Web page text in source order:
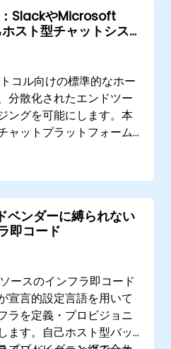
SlackやMicrosoft
スト型チャットシステ
コル向けの標準的なホー
分散化されたエンドツー
ングを可能にします。本
ャットプラットフォーム
Elementを導入したい中
ジニアやシステム管理者
ングを行います。
ンダーに縛られない
即コード
ースのインフラ即コード
宣言的設定言語を用いて
ラを定義・プロビジョニ
ます。自己ホスト型バッ